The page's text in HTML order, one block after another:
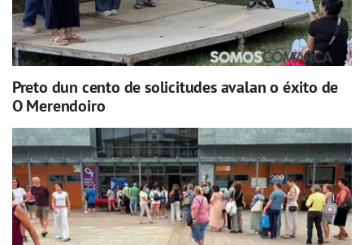
Preto dun cento de solicitudes avalan o éxito de
O Merendoiro